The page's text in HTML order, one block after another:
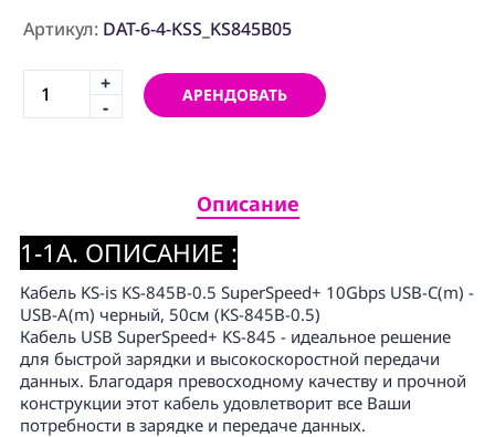
ОБЕСПЕЧЕНИЕ
Аренда
О
нас
Контакты
Артикул: DAT-6-4-KSS_KS845B05
+
-
АРЕНДОВАТЬ
Описание
1-1A. ОПИСАНИЕ :
Кабель KS-is KS-845B-0.5 SuperSpeed+ 10Gbps USB-C(m) -
USB-A(m) черный, 50см (KS-845B-0.5)
Кабель USB SuperSpeed+ KS-845 - идеальное решение
для быстрой зарядки и высокоскоростной передачи
данных. Благодаря превосходному качеству и прочной
конструкции этот кабель удовлетворит все Ваши
потребности в зарядке и передаче данных.